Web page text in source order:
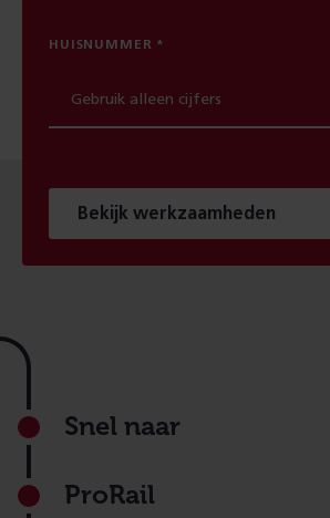
HUISNUMMER
Bekijk werkzaamheden
Footer
Snel naar
ProRail